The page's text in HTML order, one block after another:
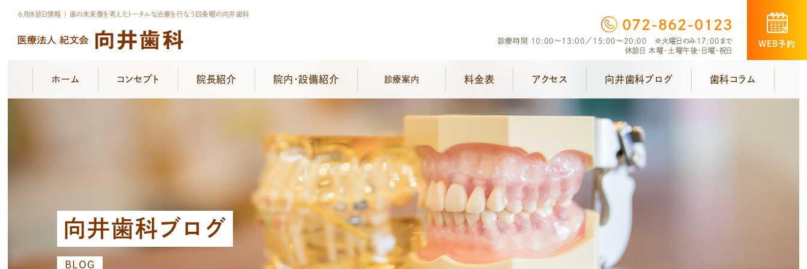
6月休診日情報 ｜ 歯の未来像を考えたトータルな治療を行なう四条畷の向井歯科
072-862-0123
診療時間 10:00～13:00／15:00～20:00 ※火曜日のみ17:00まで
休診日 木曜・土曜午後・日曜・祝日
WEB予約
ホーム コンセプト 院長紹介 院内・設備紹介 診療案内 料金表 アクセス 向井歯科ブログ 歯科コラム
向井歯科ブログ
BLOG